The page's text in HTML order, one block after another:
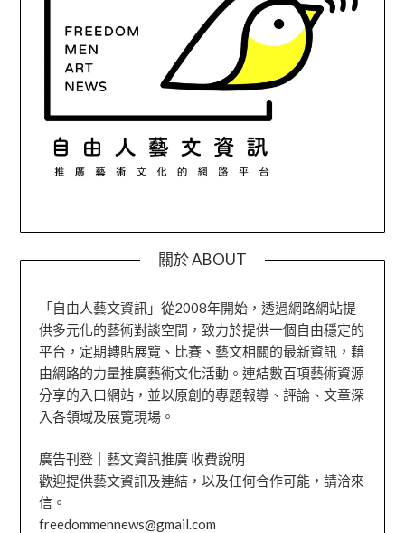
關於 ABOUT
「自由人藝文資訊」從2008年開始，透過網路網站提
供多元化的藝術對談空間，致力於提供一個自由穩定的
平台，定期轉貼展覽、比賽、藝文相關的最新資訊，藉
由網路的力量推廣藝術文化活動。連結數百項藝術資源
分享的入口網站，並以原創的專題報導、評論、文章深
入各領域及展覽現場。
廣告刊登｜藝文資訊推廣 收費說明
歡迎提供藝文資訊及連結，以及任何合作可能，請洽來
信。
freedommennews@gmail.com